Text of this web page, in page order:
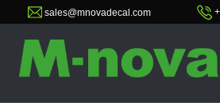
sales@mnovadecal.com